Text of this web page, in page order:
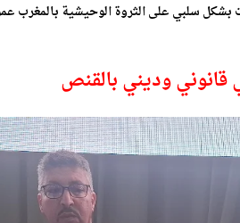
بشكل سلبي على الثروة الوحيشية بالمغرب
وديني بالقنص